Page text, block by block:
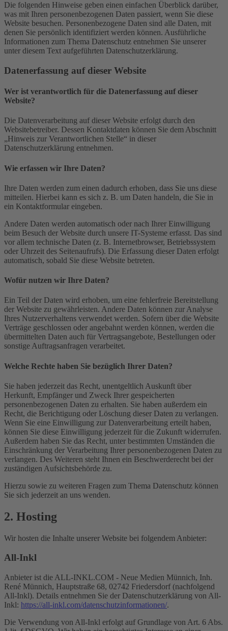
Die folgenden Hinweise geben einen einfachen Überblick darüber,
was mit Ihren personenbezogenen Daten passiert, wenn Sie diese
Website besuchen. Personenbezogene Daten sind alle Daten, mit
denen Sie persönlich identifiziert werden können. Ausführliche
Informationen zum Thema Datenschutz entnehmen Sie unserer
unter diesem Text aufgeführten Datenschutzerklärung.
Datenerfassung auf dieser Website
Wer ist verantwortlich für die Datenerfassung auf dieser
Website?
Die Datenverarbeitung auf dieser Website erfolgt durch den
Websitebetreiber. Dessen Kontaktdaten können Sie dem Abschnitt
„Hinweis zur Verantwortlichen Stelle“ in dieser
Datenschutzerklärung entnehmen.
Wie erfassen wir Ihre Daten?
Ihre Daten werden zum einen dadurch erhoben, dass Sie uns diese
mitteilen. Hierbei kann es sich z. B. um Daten handeln, die Sie in
ein Kontaktformular eingeben.
Andere Daten werden automatisch oder nach Ihrer Einwilligung
beim Besuch der Website durch unsere IT-Systeme erfasst. Das sind
vor allem technische Daten (z. B. Internetbrowser, Betriebssystem
oder Uhrzeit des Seitenaufrufs). Die Erfassung dieser Daten erfolgt
automatisch, sobald Sie diese Website betreten.
Wofür nutzen wir Ihre Daten?
Ein Teil der Daten wird erhoben, um eine fehlerfreie Bereitstellung
der Website zu gewährleisten. Andere Daten können zur Analyse
Ihres Nutzerverhaltens verwendet werden. Sofern über die Website
Verträge geschlossen oder angebahnt werden können, werden die
übermittelten Daten auch für Vertragsangebote, Bestellungen oder
sonstige Auftragsanfragen verarbeitet.
Welche Rechte haben Sie bezüglich Ihrer Daten?
Sie haben jederzeit das Recht, unentgeltlich Auskunft über
Herkunft, Empfänger und Zweck Ihrer gespeicherten
personenbezogenen Daten zu erhalten. Sie haben außerdem ein
Recht, die Berichtigung oder Löschung dieser Daten zu verlangen.
Wenn Sie eine Einwilligung zur Datenverarbeitung erteilt haben,
können Sie diese Einwilligung jederzeit für die Zukunft widerrufen.
Außerdem haben Sie das Recht, unter bestimmten Umständen die
Einschränkung der Verarbeitung Ihrer personenbezogenen Daten zu
verlangen. Des Weiteren steht Ihnen ein Beschwerderecht bei der
zuständigen Aufsichtsbehörde zu.
Hierzu sowie zu weiteren Fragen zum Thema Datenschutz können
Sie sich jederzeit an uns wenden.
2. Hosting
Wir hosten die Inhalte unserer Website bei folgendem Anbieter:
All-Inkl
Anbieter ist die ALL-INKL.COM - Neue Medien Münnich, Inh.
René Münnich, Hauptstraße 68, 02742 Friedersdorf (nachfolgend
All-Inkl). Details entnehmen Sie der Datenschutzerklärung von All-
Inkl: https://all-inkl.com/datenschutzinformationen/.
Die Verwendung von All-Inkl erfolgt auf Grundlage von Art. 6 Abs.